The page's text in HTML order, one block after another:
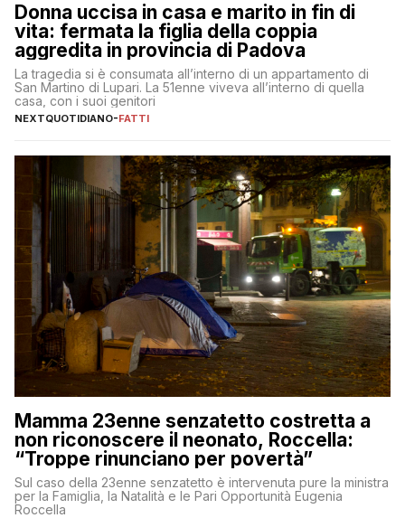
Donna uccisa in casa e marito in fin di
vita: fermata la figlia della coppia
aggredita in provincia di Padova
La tragedia si è consumata all’interno di un appartamento di
San Martino di Lupari. La 51enne viveva all’interno di quella
casa, con i suoi genitori
NEXTQUOTIDIANO-FATTI
Mamma 23enne senzatetto costretta a
non riconoscere il neonato, Roccella:
“Troppe rinunciano per povertà”
Sul caso della 23enne senzatetto è intervenuta pure la ministra
per la Famiglia, la Natalità e le Pari Opportunità Eugenia
Roccella